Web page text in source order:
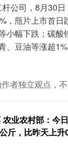
司，8月30日
，甁片上市首日
小幅下跌；碳酸
、豆油等涨超
者独立观点，
业农村部：今
斤，比昨天上升